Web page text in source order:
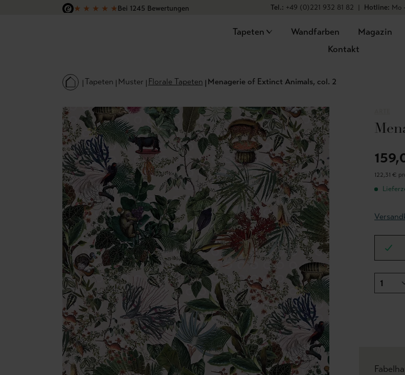
Hauptinhalt springen
Zur Suche springen
Zur Hauptnavigation springen
★ ★ ★ ★ ★Bei 1245 Bewertungen
Tel.: +49 (0)221 932 81 82 | Hotline: Mo
Tapeten Wandfarben Magazin
Kontakt
Tapeten Muster Florale Tapeten Menagerie of Extinct Animals, col. 2
122,31 €